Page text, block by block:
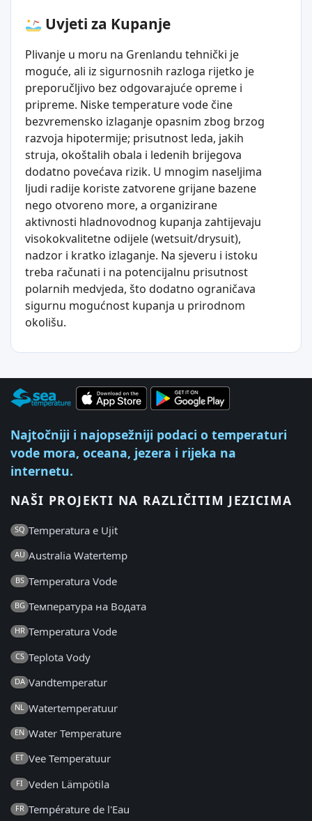
Uvjeti za Kupanje
Plivanje u moru na Grenlandu tehnički je
moguće, ali iz sigurnosnih razloga rijetko je
preporučljivo bez odgovarajuće opreme i
pripreme. Niske temperature vode čine
bezvremensko izlaganje opasnim zbog brzog
razvoja hipotermije; prisutnost leda, jakih
struja, okoštalih obala i ledenih brijegova
dodatno povećava rizik. U mnogim naseljima
ljudi radije koriste zatvorene grijane bazene
nego otvoreno more, a organizirane
aktivnosti hladnovodnog kupanja zahtijevaju
visokokvalitetne odijele (wetsuit/drysuit),
nadzor i kratko izlaganje. Na sjeveru i istoku
treba računati i na potencijalnu prisutnost
polarnih medvjeda, što dodatno ograničava
sigurnu mogućnost kupanja u prirodnom
okolišu.
Najtočniji i najopsežniji podaci o temperaturi
vode mora, oceana, jezera i rijeka na
internetu.
NAŠI PROJEKTI NA RAZLIČITIM JEZICIMA
SQ Temperatura e Ujit
AU Australia Watertemp
BS Temperatura Vode
BG Температура на Водата
HR Temperatura Vode
CS Teplota Vody
DA Vandtemperatur
NL Watertemperatuur
EN Water Temperature
ET Vee Temperatuur
FI Veden Lämpötila
FR Température de l'Eau